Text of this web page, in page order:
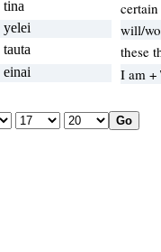
tina
yelei
will/
tauta
these
einai I am